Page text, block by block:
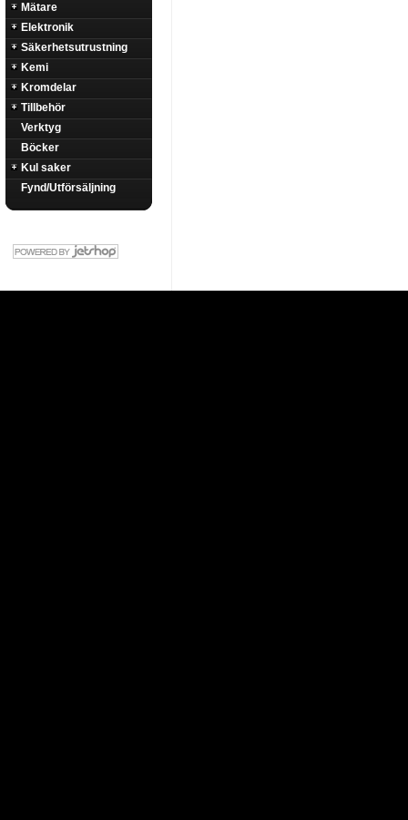
Mätare
Elektronik
Säkerhetsutrustning
Kemi
Kromdelar
Tillbehör
Verktyg
Böcker
Kul saker
Fynd/Utförsäljning